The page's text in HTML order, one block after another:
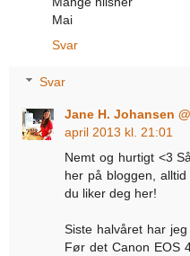
Mai
Svar
Svar
Jane H. Johansen
april 2013 kl. 21:01
Nemt og hurtigt <3
her på bloggen,
du liker deg her!
Siste halvåret har
Før det Canon EOS